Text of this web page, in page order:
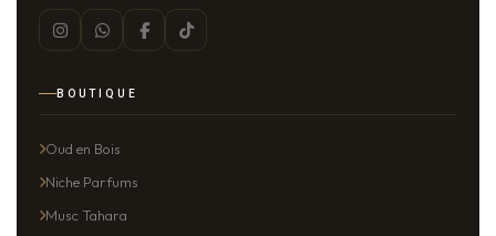
BOUTIQUE
Oud en Bois
Niche Parfums
Musc Tahara